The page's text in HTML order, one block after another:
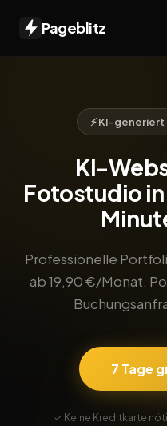
Pageblitz
⚡ KI-generiert
KI-
Fotostudio in
Professionelle
ab 19,90 €/Monat.
7 Tage
✓ Keine Kreditkarte